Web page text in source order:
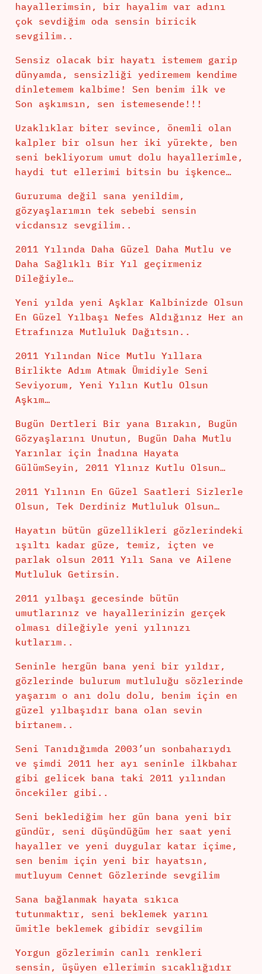
hayallerimsin, bir hayalim var adını
çok sevdiğim oda sensin biricik
sevgilim..
Sensiz olacak bir hayatı istemem garip
dünyamda, sensizliği yediremem kendime
dinletemem kalbime! Sen benim ilk ve
Son aşkımsın, sen istemesende!!!
Uzaklıklar biter sevince, önemli olan
kalpler bir olsun her iki yürekte, ben
seni bekliyorum umut dolu hayallerimle,
haydi tut ellerimi bitsin bu işkence…
Gururuma değil sana yenildim,
gözyaşlarımın tek sebebi sensin
vicdansız sevgilim..
2011 Yılında Daha Güzel Daha Mutlu ve
Daha Sağlıklı Bir Yıl geçirmeniz
Dileğiyle…
Yeni yılda yeni Aşklar Kalbinizde Olsun
En Güzel Yılbaşı Nefes Aldığınız Her an
Etrafınıza Mutluluk Dağıtsın..
2011 Yılından Nice Mutlu Yıllara
Birlikte Adım Atmak Ümidiyle Seni
Seviyorum, Yeni Yılın Kutlu Olsun
Aşkım…
Bugün Dertleri Bir yana Bırakın, Bugün
Gözyaşlarını Unutun, Bugün Daha Mutlu
Yarınlar için İnadına Hayata
GülümSeyin, 2011 Ylınız Kutlu Olsun…
2011 Yılının En Güzel Saatleri Sizlerle
Olsun, Tek Derdiniz Mutluluk Olsun…
Hayatın bütün güzellikleri gözlerindeki
ışıltı kadar güze, temiz, içten ve
parlak olsun 2011 Yılı Sana ve Ailene
Mutluluk Getirsin.
2011 yılbaşı gecesinde bütün
umutlarınız ve hayallerinizin gerçek
olması dileğiyle yeni yılınızı
kutlarım..
Seninle hergün bana yeni bir yıldır,
gözlerinde bulurum mutluluğu sözlerinde
yaşarım o anı dolu dolu, benim için en
güzel yılbaşıdır bana olan sevin
birtanem..
Seni Tanıdığımda 2003’un sonbaharıydı
ve şimdi 2011 her ayı seninle ilkbahar
gibi gelicek bana taki 2011 yılından
öncekiler gibi..
Seni beklediğim her gün bana yeni bir
gündür, seni düşündüğüm her saat yeni
hayaller ve yeni duygular katar içime,
sen benim için yeni bir hayatsın,
mutluyum Cennet Gözlerinde sevgilim
Sana bağlanmak hayata sıkıca
tutunmaktır, seni beklemek yarını
ümitle beklemek gibidir sevgilim
Yorgun gözlerimin canlı renkleri
sensin, üşüyen ellerimin sıcaklığıdır